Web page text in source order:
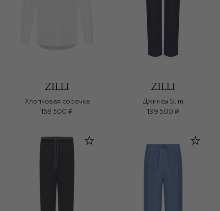
Хлопковая сорочка
158 500 ₽
Джинсы Slim
199 500 ₽